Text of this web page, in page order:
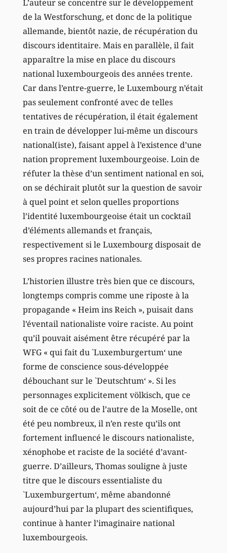
L’auteur se concentre sur le développement
de la Westforschung, et donc de la politique
allemande, bientôt nazie, de récupération du
discours identitaire. Mais en parallèle, il fait
apparaître la mise en place du discours
national luxembourgeois des années trente.
Car dans l’entre-guerre, le Luxembourg n’était
pas seulement confronté avec de telles
tentatives de récupération, il était également
en train de développer lui-même un discours
national(iste), faisant appel à l’existence d’une
nation proprement luxembourgeoise. Loin de
réfuter la thèse d’un sentiment national en soi,
on se déchirait plutôt sur la question de savoir
à quel point et selon quelles proportions
l’identité luxembourgeoise était un cocktail
d’éléments allemands et français,
respectivement si le Luxembourg disposait de
ses propres racines nationales.
L’historien illustre très bien que ce discours,
longtemps compris comme une riposte à la
propagande « Heim ins Reich », puisait dans
l’éventail nationaliste voire raciste. Au point
qu’il pouvait aisément être récupéré par la
WFG « qui fait du `Luxemburgertum‘ une
forme de conscience sous-développée
débouchant sur le `Deutschtum‘ ». Si les
personnages explicitement völkisch, que ce
soit de ce côté ou de l’autre de la Moselle, ont
été peu nombreux, il n’en reste qu’ils ont
fortement influencé le discours nationaliste,
xénophobe et raciste de la société d’avant-
guerre. D’ailleurs, Thomas souligne à juste
titre que le discours essentialiste du
`Luxemburgertum‘, même abandonné
aujourd’hui par la plupart des scientifiques,
continue à hanter l’imaginaire national
luxembourgeois.